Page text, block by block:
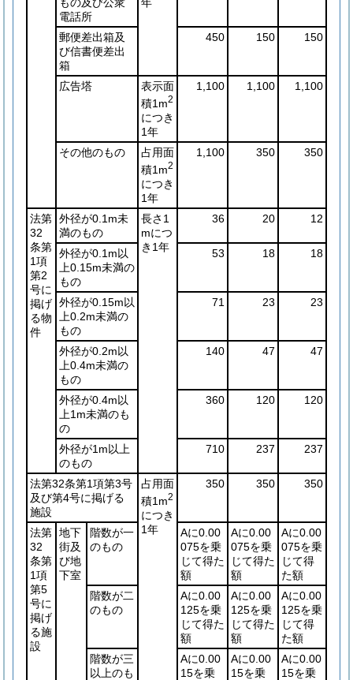
電話所
郵便差出箱及
び信書便差出
箱
450 150 150
広告塔
表示面
積1m2
につき
1年
1,100 1,100 1,100
その他のもの
占用面
積1m2
につき
1年
1,100 350 350
法第
32
条第
1項
第2
号に
掲げ
る物
件
外径が0.1m未
満のもの
長さ1
mにつ
き1年
36 20 12
外径が0.1m以
上0.15m未満の
もの
53 18 18
外径が0.15m以
上0.2m未満の
もの
71 23 23
外径が0.2m以
上0.4m未満の
もの
140 47 47
外径が0.4m以
上1m未満のも
の
360 120 120
外径が1m以上
のもの
710 237 237
法第32条第1項第3号
及び第4号に掲げる
施設
占用面
積1m2
につき
1年
350 350 350
法第
32
条第
1項
第5
号に
掲げ
る施
設
地下
街及
び地
下室
階数が一
のもの
Aに0.00
075を乗
じて得た
額
Aに0.00
075を乗
じて得た
額
Aに0.00
075を乗
じて得
た額
階数が二
のもの
Aに0.00
125を乗
じて得た
額
Aに0.00
125を乗
じて得た
額
Aに0.00
125を乗
じて得
た額
階数が三
以上のも
Aに0.00
15を乗
Aに0.00
15を乗
Aに0.00
15を乗